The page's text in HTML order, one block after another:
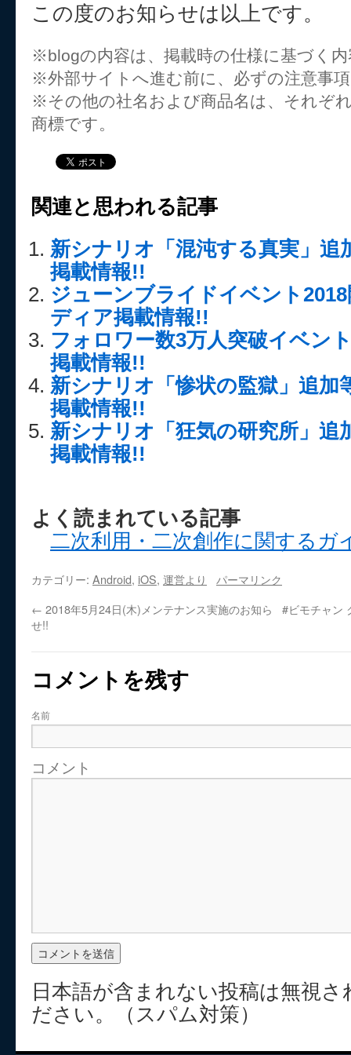
この度のお知らせは以上です。
※blogの内容は、掲載時の仕様に基づく
※外部サイトへ進む前に、必ずの注意事
※その他の社名および商品名は、それぞ
商標です。
関連と思われる記事
新シナリオ「混沌する真実」追
掲載情報!!
ジューンブライドイベント
ディア掲載情報!!
フォロワー数3万人突破イベン
掲載情報!!
新シナリオ「惨状の監獄」追加
掲載情報!!
新シナリオ「狂気の研究所」追
掲載情報!!
よく読まれている記事
二次利用・二次創作に関するガ
カテゴリー: Android, iOS, 運営より
パーマリンク
← 2018年5月24日(木)メンテナンス実施のお知ら
せ!!
#ビモチャン
コメントを残す
名前
コメント
日本語が含まれない投稿は無視
ださい。（スパム対策）